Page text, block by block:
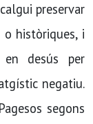
preservar
o històriques, i
en desús per
negatiu.
segons